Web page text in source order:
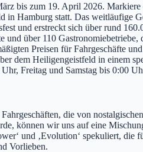
bis zum 19. April 2026.
in Hamburg statt. Das weitläufige
und erstreckt sich über rund
und über 110
Preisen für Fahrgeschäfte
dem Heiligengeistfeld in einem
Freitag und Samstag bis 0:00
die von
können wir uns auf eine
und ‚Evolution‘ spekuliert,
Vorlieben.